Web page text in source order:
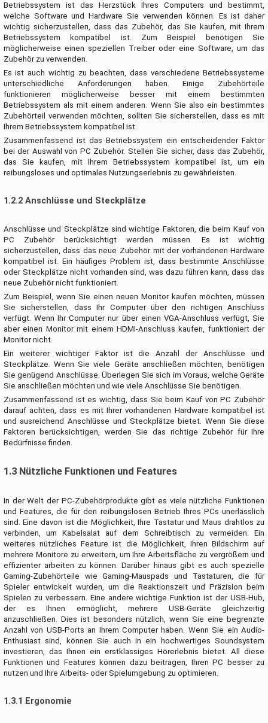
Betriebssystem ist das Herzstück Ihres Computers und bestimmt,
welche Software und Hardware Sie verwenden können. Es ist daher
wichtig sicherzustellen, dass das Zubehör, das Sie kaufen, mit Ihrem
Betriebssystem kompatibel ist. Zum Beispiel benötigen Sie
möglicherweise einen speziellen Treiber oder eine Software, um das
Zubehör zu verwenden.
Es ist auch wichtig zu beachten, dass verschiedene Betriebssysteme
unterschiedliche Anforderungen haben. Einige Zubehörteile
funktionieren möglicherweise besser mit einem bestimmten
Betriebssystem als mit einem anderen. Wenn Sie also ein bestimmtes
Zubehörteil verwenden möchten, sollten Sie sicherstellen, dass es mit
Ihrem Betriebssystem kompatibel ist.
Zusammenfassend ist das Betriebssystem ein entscheidender Faktor
bei der Auswahl von PC Zubehör. Stellen Sie sicher, dass das Zubehör,
das Sie kaufen, mit Ihrem Betriebssystem kompatibel ist, um ein
reibungsloses und optimales Nutzungserlebnis zu gewährleisten.
1.2.2 Anschlüsse und Steckplätze
Anschlüsse und Steckplätze sind wichtige Faktoren, die beim Kauf von
PC Zubehör berücksichtigt werden müssen. Es ist wichtig
sicherzustellen, dass das neue Zubehör mit der vorhandenen Hardware
kompatibel ist. Ein häufiges Problem ist, dass bestimmte Anschlüsse
oder Steckplätze nicht vorhanden sind, was dazu führen kann, dass das
neue Zubehör nicht funktioniert.
Zum Beispiel, wenn Sie einen neuen Monitor kaufen möchten, müssen
Sie sicherstellen, dass Ihr Computer über den richtigen Anschluss
verfügt. Wenn Ihr Computer nur über einen VGA-Anschluss verfügt, Sie
aber einen Monitor mit einem HDMI-Anschluss kaufen, funktioniert der
Monitor nicht.
Ein weiterer wichtiger Faktor ist die Anzahl der Anschlüsse und
Steckplätze. Wenn Sie viele Geräte anschließen möchten, benötigen
Sie genügend Anschlüsse. Überlegen Sie sich im Voraus, welche Geräte
Sie anschließen möchten und wie viele Anschlüsse Sie benötigen.
Zusammenfassend ist es wichtig, dass Sie beim Kauf von PC Zubehör
darauf achten, dass es mit Ihrer vorhandenen Hardware kompatibel ist
und ausreichend Anschlüsse und Steckplätze bietet. Wenn Sie diese
Faktoren berücksichtigen, werden Sie das richtige Zubehör für Ihre
Bedürfnisse finden.
1.3 Nützliche Funktionen und Features
In der Welt der PC-Zubehörprodukte gibt es viele nützliche Funktionen
und Features, die für den reibungslosen Betrieb Ihres PCs unerlässlich
sind. Eine davon ist die Möglichkeit, Ihre Tastatur und Maus drahtlos zu
verbinden, um Kabelsalat auf dem Schreibtisch zu vermeiden. Ein
weiteres nützliches Feature ist die Möglichkeit, Ihren Bildschirm auf
mehrere Monitore zu erweitern, um Ihre Arbeitsfläche zu vergrößern und
effizienter arbeiten zu können. Darüber hinaus gibt es auch spezielle
Gaming-Zubehörteile wie Gaming-Mauspads und Tastaturen, die für
Spieler entwickelt wurden, um die Reaktionszeit und Präzision beim
Spielen zu verbessern. Eine andere wichtige Funktion ist der USB-Hub,
der es Ihnen ermöglicht, mehrere USB-Geräte gleichzeitig
anzuschließen. Dies ist besonders nützlich, wenn Sie eine begrenzte
Anzahl von USB-Ports an Ihrem Computer haben. Wenn Sie ein Audio-
Enthusiast sind, können Sie auch in ein hochwertiges Soundsystem
investieren, das Ihnen ein erstklassiges Hörerlebnis bietet. All diese
Funktionen und Features können dazu beitragen, Ihren PC besser zu
nutzen und Ihre Arbeits- oder Spielumgebung zu optimieren.
1.3.1 Ergonomie